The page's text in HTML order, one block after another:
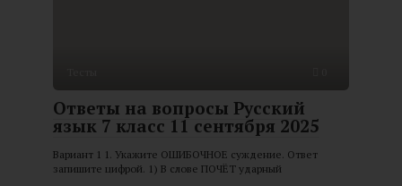
Ответы на вопросы Русский
язык 7 класс 11 сентября 2025
Вариант 1 1. Укажите ОШИБОЧНОЕ суждение. Ответ
запишите цифрой. 1) В слове ПОЧЁТ ударный